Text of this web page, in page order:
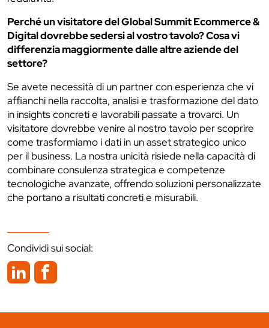
Perché un visitatore del Global Summit Ecommerce &
Digital dovrebbe sedersi al vostro tavolo? Cosa vi
differenzia maggiormente dalle altre aziende del
settore?
Se avete necessità di un partner con esperienza che vi
affianchi nella raccolta, analisi e trasformazione del dato
in insights concreti e lavorabili passate a trovarci. Un
visitatore dovrebbe venire al nostro tavolo per scoprire
come trasformiamo i dati in un asset strategico unico
per il business. La nostra unicità risiede nella capacità di
combinare consulenza strategica e competenze
tecnologiche avanzate, offrendo soluzioni personalizzate
che portano a risultati concreti e misurabili.
Condividi sui social: